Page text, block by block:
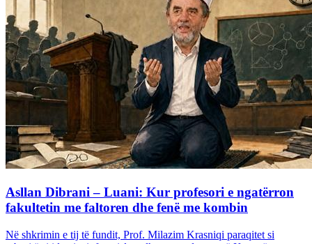
Asllan Dibrani – Luani: Kur profesori e ngatërron
fakultetin me faltoren dhe fenë me kombin
Në shkrimin e tij të fundit, Prof. Milazim Krasniqi paraqitet si